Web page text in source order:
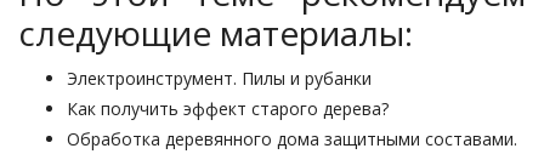
следующие материалы:
Электроинструмент. Пилы и рубанки
Как получить эффект старого дерева?
Обработка деревянного дома защитными составами.